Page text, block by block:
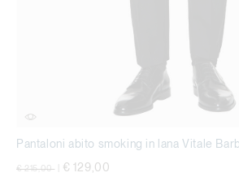
Pantaloni abito smoking in lana Vitale
Price reduced from
€ 215,00 € 129,00